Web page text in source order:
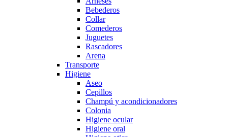
Bebederos
Collar
Comederos
Juguetes
Rascadores
Arena
Transporte
Higiene
Aseo
Cepillos
Champú y acondicionadores
Colonia
Higiene ocular
Higiene oral